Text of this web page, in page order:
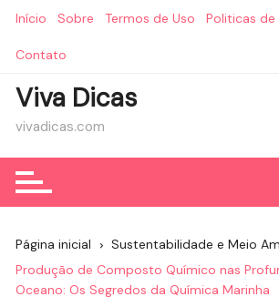
Início Sobre Termos de Uso Politicas de
Contato
Viva Dicas
vivadicas.com
Página inicial
Sustentabilidade e Meio
Produção de Composto Químico nas
Oceano: Os Segredos da Química Marinha